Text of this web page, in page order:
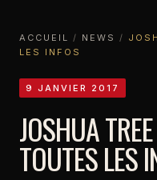
ACCUEIL / NEWS /
LES INFOS
9 JANVIER 2017
JOSHUA
TOUTES LES